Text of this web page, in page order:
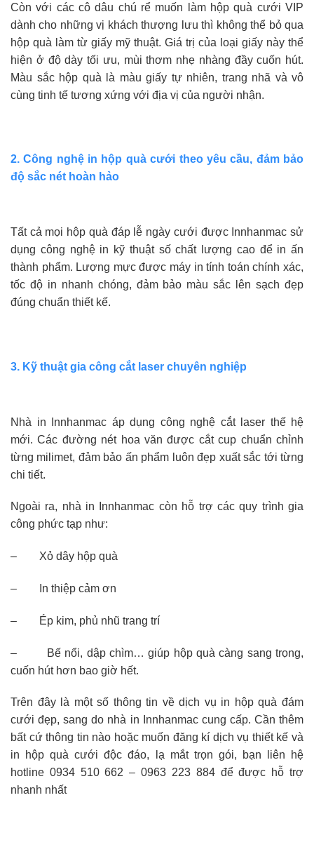
Còn với các cô dâu chú rể muốn làm hộp quà cưới VIP
dành cho những vị khách thượng lưu thì không thể bỏ qua
hộp quà làm từ giấy mỹ thuật. Giá trị của loại giấy này thể
hiện ở độ dày tối ưu, mùi thơm nhẹ nhàng đầy cuốn hút.
Màu sắc hộp quà là màu giấy tự nhiên, trang nhã và vô
cùng tinh tế tương xứng với địa vị của người nhận.
2. Công nghệ in hộp quà cưới theo yêu cầu, đảm bảo
độ sắc nét hoàn hảo
Tất cả mọi hộp quà đáp lễ ngày cưới được Innhanmac sử
dụng công nghệ in kỹ thuật số chất lượng cao để in ấn
thành phẩm. Lượng mực được máy in tính toán chính xác,
tốc độ in nhanh chóng, đảm bảo màu sắc lên sạch đẹp
đúng chuẩn thiết kế.
3. Kỹ thuật gia công cắt laser chuyên nghiệp
Nhà in Innhanmac áp dụng công nghệ cắt laser thế hệ
mới. Các đường nét hoa văn được cắt cup chuẩn chỉnh
từng milimet, đảm bảo ấn phẩm luôn đẹp xuất sắc tới từng
chi tiết.
Ngoài ra, nhà in Innhanmac còn hỗ trợ các quy trình gia
công phức tạp như:
– Xỏ dây hộp quà
– In thiệp cảm ơn
– Ép kim, phủ nhũ trang trí
– Bế nổi, dập chìm… giúp hộp quà càng sang trọng,
cuốn hút hơn bao giờ hết.
Trên đây là một số thông tin về dịch vụ in hộp quà đám
cưới đẹp, sang do nhà in Innhanmac cung cấp. Cần thêm
bất cứ thông tin nào hoặc muốn đăng kí dịch vụ thiết kế và
in hộp quà cưới độc đáo, lạ mắt trọn gói, bạn liên hệ
hotline 0934 510 662 – 0963 223 884 để được hỗ trợ
nhanh nhất